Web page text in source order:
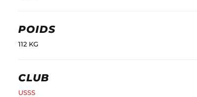
POIDS
112 KG
CLUB
USSS